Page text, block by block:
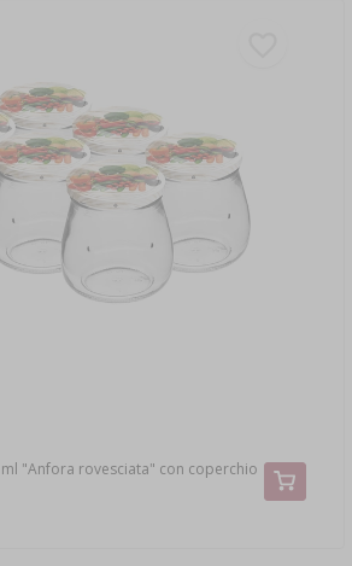
"Anfora rovesciata" con coperchio